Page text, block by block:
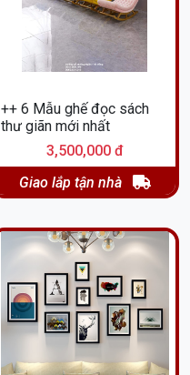
++ 6 Mẫu ghế đọc sách
thư giãn mới nhất
3,500,000 đ
Giao lắp tận nhà